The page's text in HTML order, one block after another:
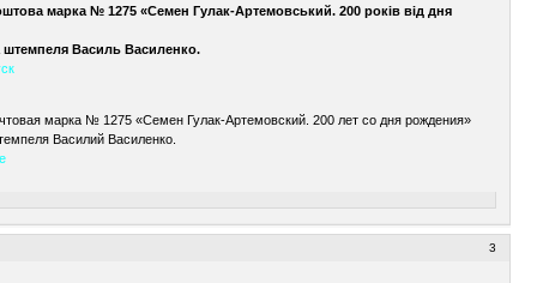
марка № 1275 «Семен Гулак-Артемовський. 200 років від дня
Василь Василенко.
марка № 1275 «Семен Гулак-Артемовский. 200 лет со дня рождения»
Василий Василенко.
3